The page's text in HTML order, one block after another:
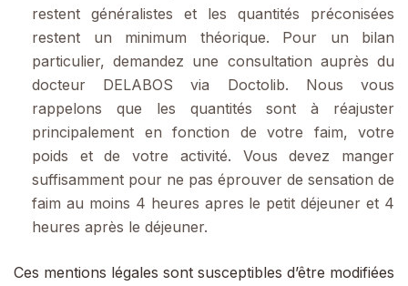
restent généralistes et les quantités préconisées
restent un minimum théorique. Pour un bilan
particulier, demandez une consultation auprès du
docteur DELABOS via Doctolib. Nous vous
rappelons que les quantités sont à réajuster
principalement en fonction de votre faim, votre
poids et de votre activité. Vous devez manger
suffisamment pour ne pas éprouver de sensation de
faim au moins 4 heures apres le petit déjeuner et 4
heures après le déjeuner.
Ces mentions légales sont susceptibles d’être modifiées